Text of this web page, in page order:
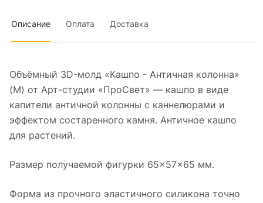
Описание Оплата Доставка
Объёмный 3D-молд «Кашпо - Античная колонна»
(M) от Арт-студии «ПроСвет» — кашпо в виде
капители античной колонны с каннелюрами и
эффектом состаренного камня. Античное кашпо
для растений.
Размер получаемой фигурки 65×57×65 мм.
Форма из прочного эластичного силикона точно